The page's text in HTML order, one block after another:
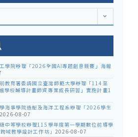
學院辦理「2026全國AI專題創意競賽」海報
教育署委請國立臺灣師範大學辦理「114至
學校輔導計畫師資專業成長研習」實施計畫1
海事學院造船及海洋工程系辦理「2026學生
2026-08-07
中等學校辦理115學年度第一學期數位前導學
域教學設計工作坊」 2026-08-07